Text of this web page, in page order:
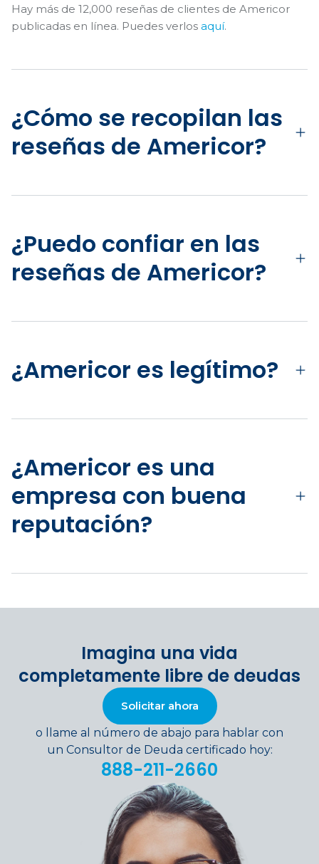
Hay más de 12,000 reseñas de clientes de Americor
publicadas en línea. Puedes verlos aquí.
¿Cómo se recopilan las
reseñas de Americor?
¿Puedo confiar en las
reseñas de Americor?
¿Americor es legítimo?
¿Americor es una
empresa con buena
reputación?
Imagina una vida
completamente libre de deudas
Solicitar ahora
o llame al número de abajo para hablar con
un Consultor de Deuda certificado hoy:
888-211-2660